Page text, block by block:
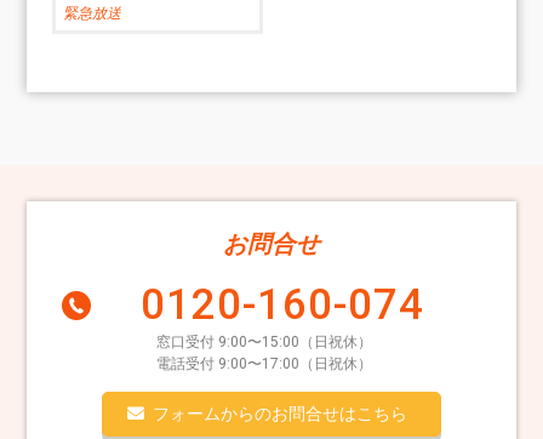
緊急放送
お問合せ
0120-160-074
窓口受付 9:00〜15:00（日祝休）
電話受付 9:00〜17:00（日祝休）
フォームからのお問合せはこちら